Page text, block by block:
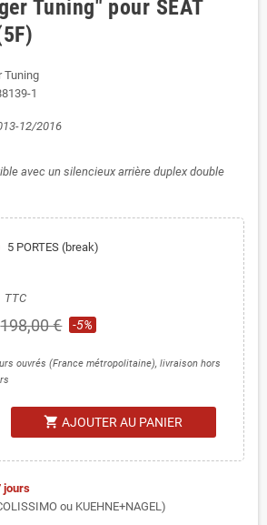
Tuning" pour SEAT
Tuning
1
12/2016
avec un silencieux arrière duplex double
5 PORTES (break)
TTC
198,00 € -5%
ouvrés (France métropolitaine), livraison hors
shopping_cart AJOUTER AU PANIER
jours
ou KUEHNE+NAGEL)